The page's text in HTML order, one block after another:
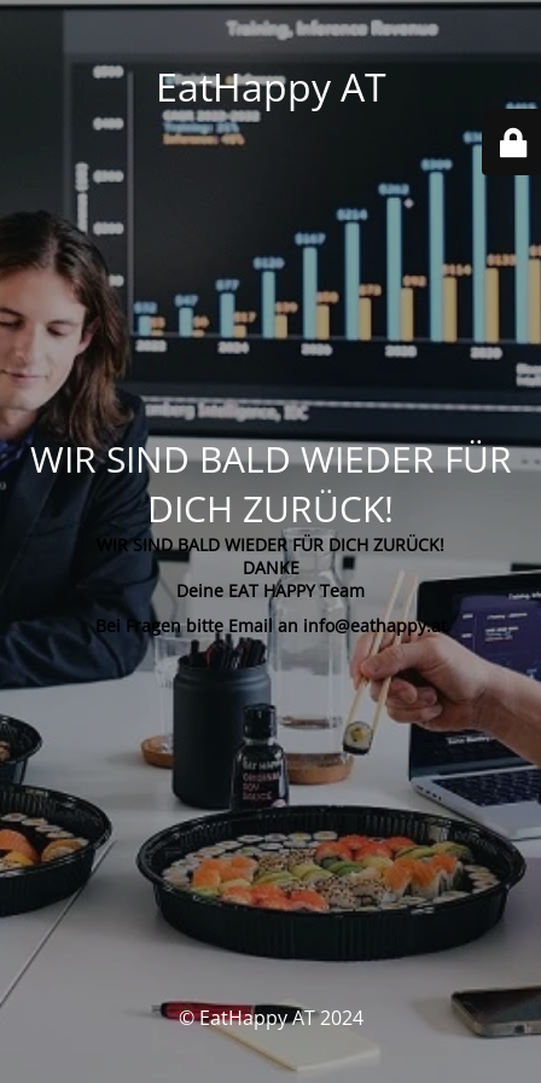
EatHappy AT
WIR SIND BALD WIEDER FÜR
DICH ZURÜCK!
WIR SIND BALD WIEDER FÜR DICH ZURÜCK!
DANKE
Deine EAT HAPPY Team
Bei Fragen bitte Email an info@eathappy.at
© EatHappy AT 2024